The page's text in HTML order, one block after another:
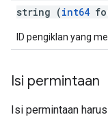
string (int64
ID pengiklan yang
Isi permintaan
Isi permintaan